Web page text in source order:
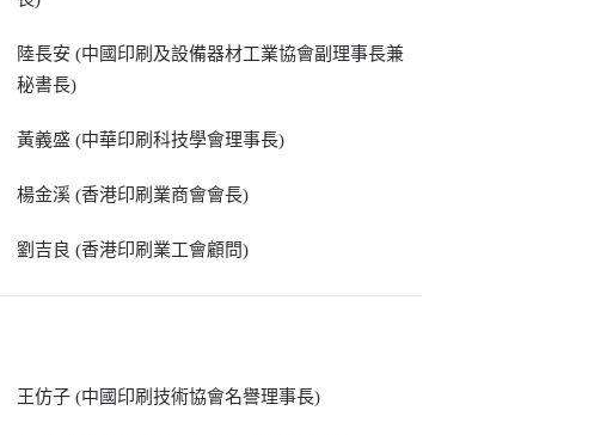
陸長安 (中國印刷及設備器材工業協會副理事長兼
秘書長)
黃義盛 (中華印刷科技學會理事長)
楊金溪 (香港印刷業商會會長)
劉吉良 (香港印刷業工會顧問)
王仿子 (中國印刷技術協會名譽理事長)